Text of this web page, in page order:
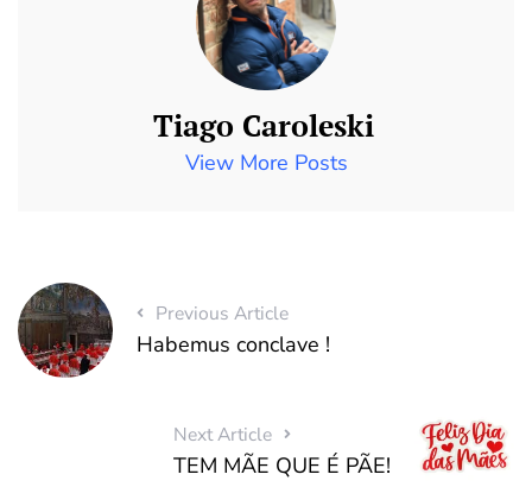
Tiago Caroleski
View More Posts
Previous Article
Habemus conclave !
Next Article
TEM MÃE QUE É PÃE!